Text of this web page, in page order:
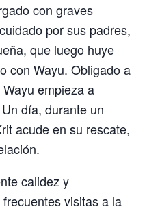
con graves
por sus padres,
que luego huye
con Wayu. Obligado a
empieza a
día, durante un
acude en su rescate,
calidez y
visitas a la